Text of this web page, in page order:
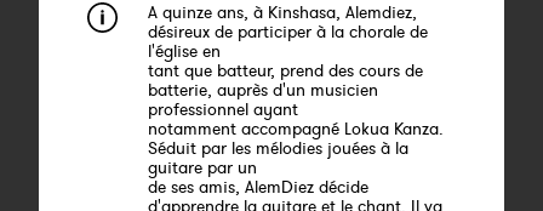
A quinze ans, à Kinshasa, Alemdiez,
désireux de participer à la chorale de
l'église en
tant que batteur, prend des cours de
batterie, auprès d'un musicien
professionnel ayant
notamment accompagné Lokua Kanza.
Séduit par les mélodies jouées à la
guitare par un
de ses amis, AlemDiez décide
d'apprendre la guitare et le chant. Il va